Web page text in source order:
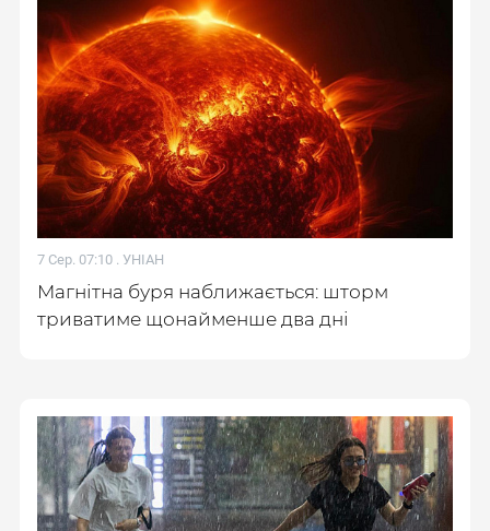
7 Сер. 07:10 . УНІАН
Магнітна буря наближається: шторм
триватиме щонайменше два дні